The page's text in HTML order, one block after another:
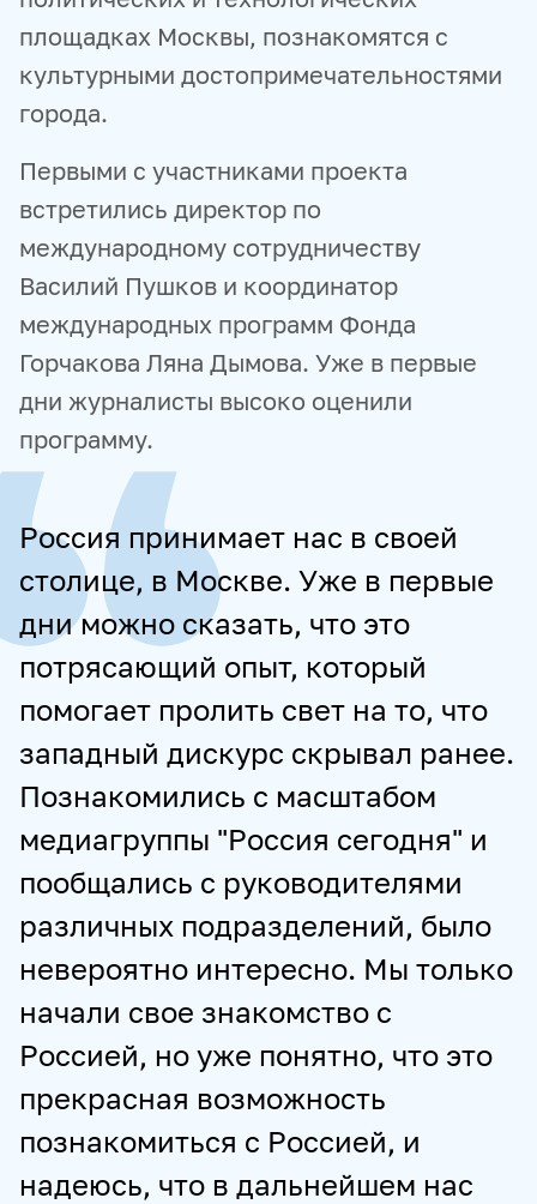
площадках Москвы, познакомятся с
культурными достопримечательностями
города.
Первыми с участниками проекта
встретились директор по
международному сотрудничеству
Василий Пушков и координатор
международных программ Фонда
Горчакова Ляна Дымова. Уже в первые
дни журналисты высоко оценили
программу.
Россия принимает нас в своей
столице, в Москве. Уже в первые
дни можно сказать, что это
потрясающий опыт, который
помогает пролить свет на то, что
западный дискурс скрывал ранее.
Познакомились с масштабом
медиагруппы "Россия сегодня" и
пообщались с руководителями
различных подразделений, было
невероятно интересно. Мы только
начали свое знакомство с
Россией, но уже понятно, что это
прекрасная возможность
познакомиться с Россией, и
надеюсь, что в дальнейшем нас